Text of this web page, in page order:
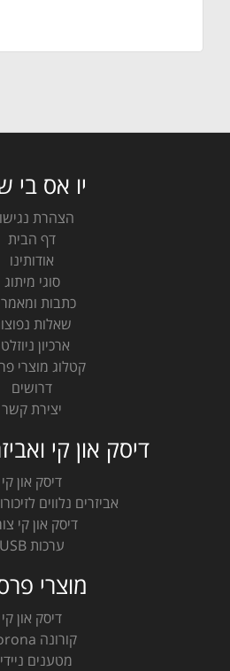
יו אס בי
הצהרת
דף הבית
אודותינו
סוגי מיתוג
כתבות
שאלות
ארכיון
קטלוג מוצרי
דרושים
יצירת קשר
דיסק און קי
דיסק און קי
אביזרים נלווים
דיסק און קי
ערכות USB
מוצרי
דיסק און קי
קורונה Corona
מטענים